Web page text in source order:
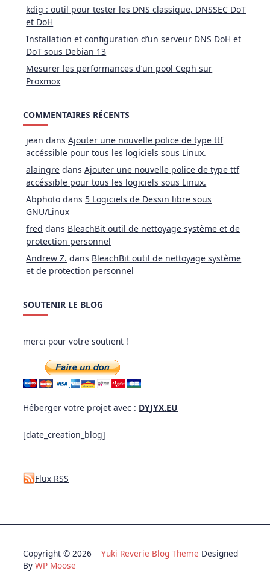
kdig : outil pour tester les DNS classique, DNSSEC DoT
et DoH
Installation et configuration d’un serveur DNS DoH et
DoT sous Debian 13
Mesurer les performances d’un pool Ceph sur
Proxmox
COMMENTAIRES RÉCENTS
jean dansAjouter une nouvelle police de type ttf
accéssible pour tous les logiciels sous Linux.
alaingre dansAjouter une nouvelle police de type ttf
accéssible pour tous les logiciels sous Linux.
Abphoto dans 5 Logiciels de Dessin libre sous
GNU/Linux
fred dans BleachBit outil de nettoyage système et de
protection personnel
Andrew Z. dans BleachBit outil de nettoyage système
et de protection personnel
SOUTENIR LE BLOG
merci pour votre soutient !
Héberger votre projet avec : DYJYX.EU
[date_creation_blog]
Flux RSS
Copyright © 2026 Yuki Reverie Blog Theme Designed
By WP Moose